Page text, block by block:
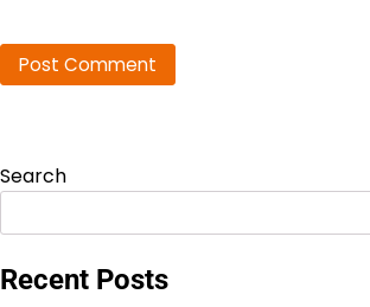
Search
Recent Posts